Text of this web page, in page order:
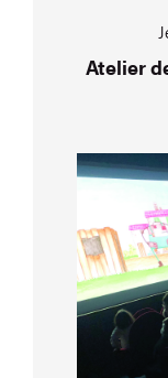
Atelier